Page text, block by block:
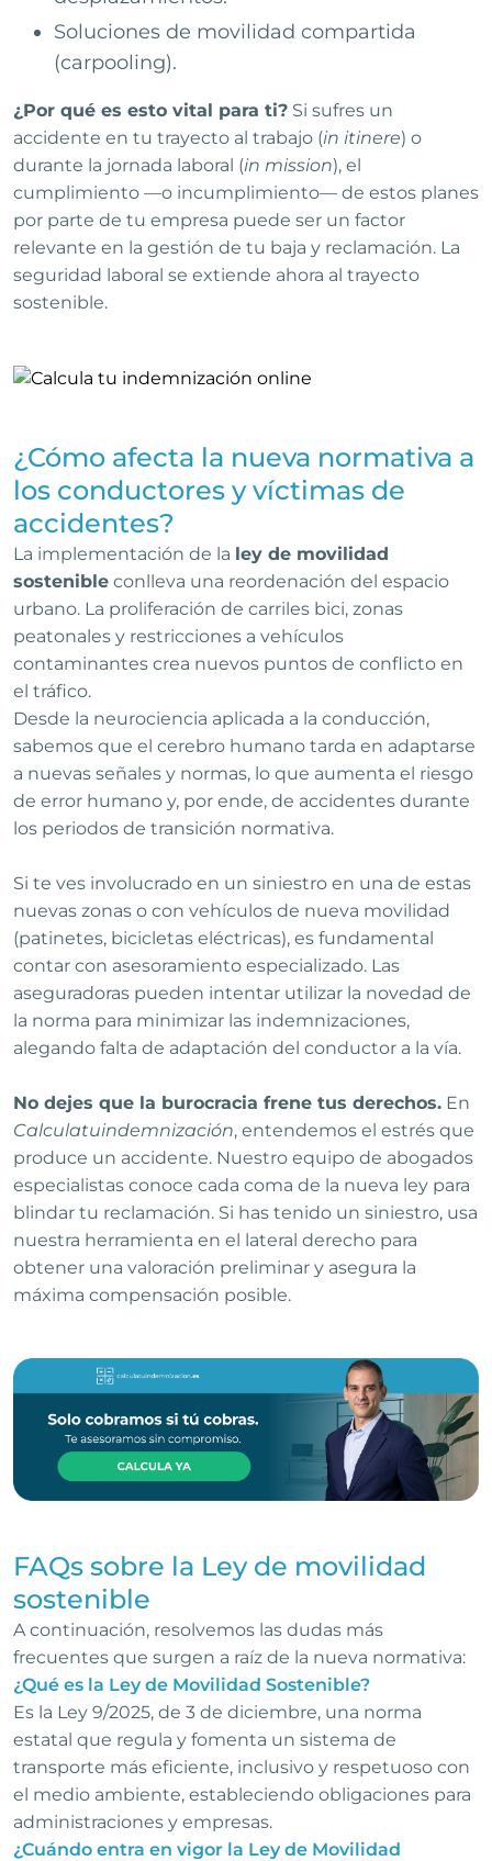
Soluciones de movilidad compartida
(carpooling).
¿Por qué es esto vital para ti? Si sufres un
accidente en tu trayecto al trabajo (in itinere) o
durante la jornada laboral (in mission), el
cumplimiento —o incumplimiento— de estos planes
por parte de tu empresa puede ser un factor
relevante en la gestión de tu baja y reclamación. La
seguridad laboral se extiende ahora al trayecto
sostenible.
¿Cómo afecta la nueva normativa a
los conductores y víctimas de
accidentes?
La implementación de la ley de movilidad
sostenible conlleva una reordenación del espacio
urbano. La proliferación de carriles bici, zonas
peatonales y restricciones a vehículos
contaminantes crea nuevos puntos de conflicto en
el tráfico.
Desde la neurociencia aplicada a la conducción,
sabemos que el cerebro humano tarda en adaptarse
a nuevas señales y normas, lo que aumenta el riesgo
de error humano y, por ende, de accidentes durante
los periodos de transición normativa.
Si te ves involucrado en un siniestro en una de estas
nuevas zonas o con vehículos de nueva movilidad
(patinetes, bicicletas eléctricas), es fundamental
contar con asesoramiento especializado. Las
aseguradoras pueden intentar utilizar la novedad de
la norma para minimizar las indemnizaciones,
alegando falta de adaptación del conductor a la vía.
No dejes que la burocracia frene tus derechos. En
Calculatuindemnización, entendemos el estrés que
produce un accidente. Nuestro equipo de abogados
especialistas conoce cada coma de la nueva ley para
blindar tu reclamación. Si has tenido un siniestro, usa
nuestra herramienta en el lateral derecho para
obtener una valoración preliminar y asegura la
máxima compensación posible.
FAQs sobre la Ley de movilidad
sostenible
A continuación, resolvemos las dudas más
frecuentes que surgen a raíz de la nueva normativa:
¿Qué es la Ley de Movilidad Sostenible?
Es la Ley 9/2025, de 3 de diciembre, una norma
estatal que regula y fomenta un sistema de
transporte más eficiente, inclusivo y respetuoso con
el medio ambiente, estableciendo obligaciones para
administraciones y empresas.
¿Cuándo entra en vigor la Ley de Movilidad